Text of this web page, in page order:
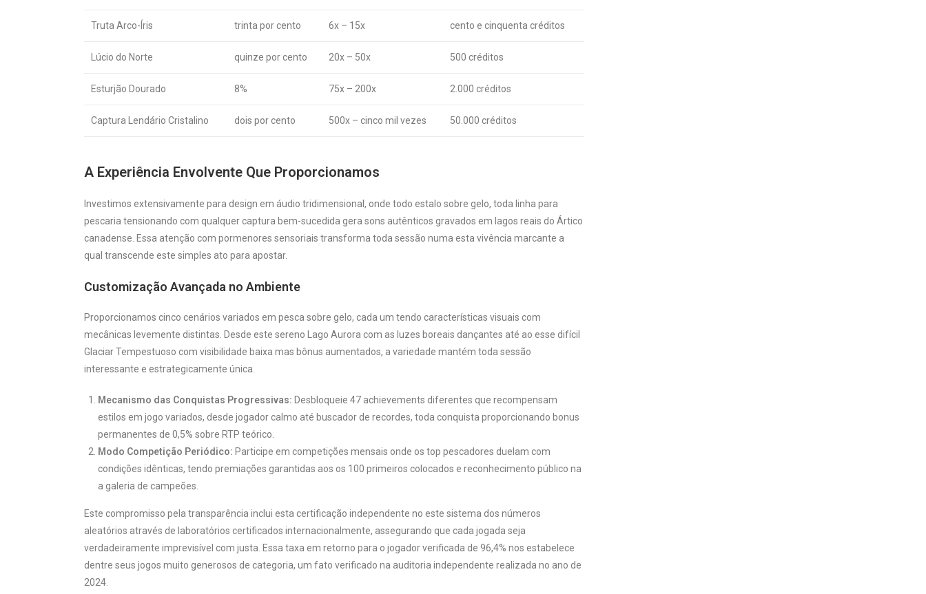
Truta Arco-Íris trinta por cento 6x – 15x cento e cinquenta créditos
Lúcio do Norte quinze por cento 20x – 50x 500 créditos
Esturjão Dourado 8% 75x – 200x 2.000 créditos
Captura Lendário Cristalino dois por cento 500x – cinco mil vezes 50.000 créditos
A Experiência Envolvente Que Proporcionamos
Investimos extensivamente para design em áudio tridimensional, onde todo estalo sobre gelo, toda linha para
pescaria tensionando com qualquer captura bem-sucedida gera sons autênticos gravados em lagos reais do Ártico
canadense. Essa atenção com pormenores sensoriais transforma toda sessão numa esta vivência marcante a
qual transcende este simples ato para apostar.
Customização Avançada no Ambiente
Proporcionamos cinco cenários variados em pesca sobre gelo, cada um tendo características visuais com
mecânicas levemente distintas. Desde este sereno Lago Aurora com as luzes boreais dançantes até ao esse difícil
Glaciar Tempestuoso com visibilidade baixa mas bônus aumentados, a variedade mantém toda sessão
interessante e estrategicamente única.
Mecanismo das Conquistas Progressivas: Desbloqueie 47 achievements diferentes que recompensam
estilos em jogo variados, desde jogador calmo até buscador de recordes, toda conquista proporcionando bonus
permanentes de 0,5% sobre RTP teórico.
Modo Competição Periódico: Participe em competições mensais onde os top pescadores duelam com
condições idênticas, tendo premiações garantidas aos os 100 primeiros colocados e reconhecimento público na
a galeria de campeões.
Este compromisso pela transparência inclui esta certificação independente no este sistema dos números
aleatórios através de laboratórios certificados internacionalmente, assegurando que cada jogada seja
verdadeiramente imprevisível com justa. Essa taxa em retorno para o jogador verificada de 96,4% nos estabelece
dentre seus jogos muito generosos de categoria, um fato verificado na auditoria independente realizada no ano de
2024.